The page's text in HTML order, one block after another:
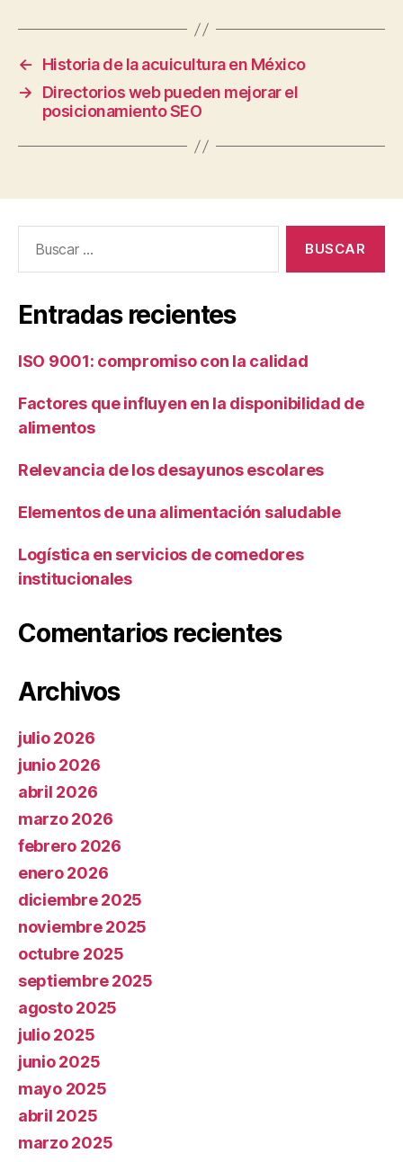
←
Historia de la acuicultura en México
→
Directorios web pueden mejorar el
posicionamiento SEO
Entradas recientes
ISO 9001: compromiso con la calidad
Factores que influyen en la disponibilidad de
alimentos
Relevancia de los desayunos escolares
Elementos de una alimentación saludable
Logística en servicios de comedores
institucionales
Comentarios recientes
Archivos
julio 2026
junio 2026
abril 2026
marzo 2026
febrero 2026
enero 2026
diciembre 2025
noviembre 2025
octubre 2025
septiembre 2025
agosto 2025
julio 2025
junio 2025
mayo 2025
abril 2025
marzo 2025